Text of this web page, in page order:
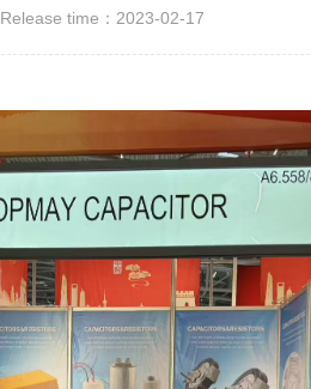
Release time：2023-02-17